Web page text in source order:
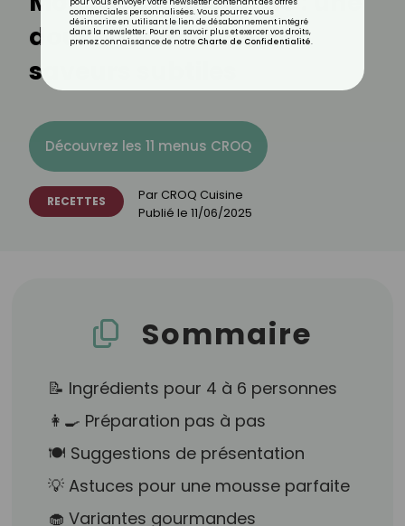
douceur aérienne aux
saveurs subtiles
Découvrez les 11 menus CROQ
RECETTES Par CROQ Cuisine
Publié le 11/06/2025
Sommaire
📝 Ingrédients pour 4 à 6 personnes
👩‍🍳 Préparation pas à pas
🍽️ Suggestions de présentation
💡 Astuces pour une mousse parfaite
🧁 Variantes gourmandes
commerciales personnalisées. Vous pourrez vous
désinscrire en utilisant le lien de désabonnement intégré
dans la newsletter. Pour en savoir plus et exercer vos droits,
prenez connaissance de notre Charte de Confidentialité.